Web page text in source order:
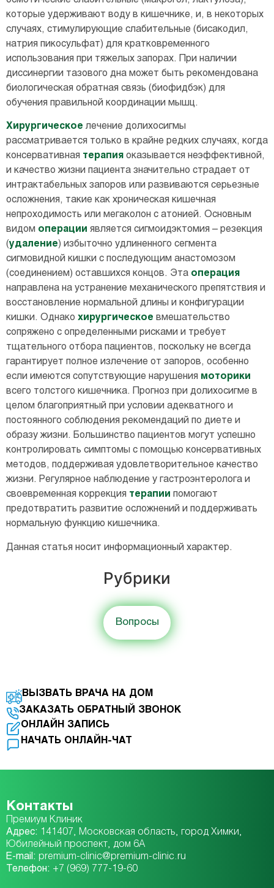
которые удерживают воду в кишечнике, и, в некоторых
случаях, стимулирующие слабительные (бисакодил,
натрия пикосульфат) для кратковременного
использования при тяжелых запорах. При наличии
диссинергии тазового дна может быть рекомендована
биологическая обратная связь (биофидбэк) для
обучения правильной координации мышц.
Хирургическое лечение долихосигмы
рассматривается только в крайне редких случаях, когда
консервативная терапия оказывается неэффективной,
и качество жизни пациента значительно страдает от
интрактабельных запоров или развиваются серьезные
осложнения, такие как хроническая кишечная
непроходимость или мегаколон с атонией. Основным
видом операции является сигмоидэктомия – резекция
(удаление) избыточно удлиненного сегмента
сигмовидной кишки с последующим анастомозом
(соединением) оставшихся концов. Эта операция
направлена на устранение механического препятствия и
восстановление нормальной длины и конфигурации
кишки. Однако хирургическое вмешательство
сопряжено с определенными рисками и требует
тщательного отбора пациентов, поскольку не всегда
гарантирует полное излечение от запоров, особенно
если имеются сопутствующие нарушения моторики
всего толстого кишечника. Прогноз при долихосигме в
целом благоприятный при условии адекватного и
постоянного соблюдения рекомендаций по диете и
образу жизни. Большинство пациентов могут успешно
контролировать симптомы с помощью консервативных
методов, поддерживая удовлетворительное качество
жизни. Регулярное наблюдение у гастроэнтеролога и
своевременная коррекция терапии помогают
предотвратить развитие осложнений и поддерживать
нормальную функцию кишечника.
Данная статья носит информационный характер.
Рубрики
Вопросы
ВЫЗВАТЬ ВРАЧА НА ДОМ
ЗАКАЗАТЬ ОБРАТНЫЙ ЗВОНОК
ОНЛАЙН ЗАПИСЬ
НАЧАТЬ ОНЛАЙН-ЧАТ
Контакты
Премиум Клиник
Адрес: 141407, Московская область, город Химки,
Юбилейный проспект, дом 6А
E-mail: premium-clinic@premium-clinic.ru
Телефон: +7 (969) 777-19-60